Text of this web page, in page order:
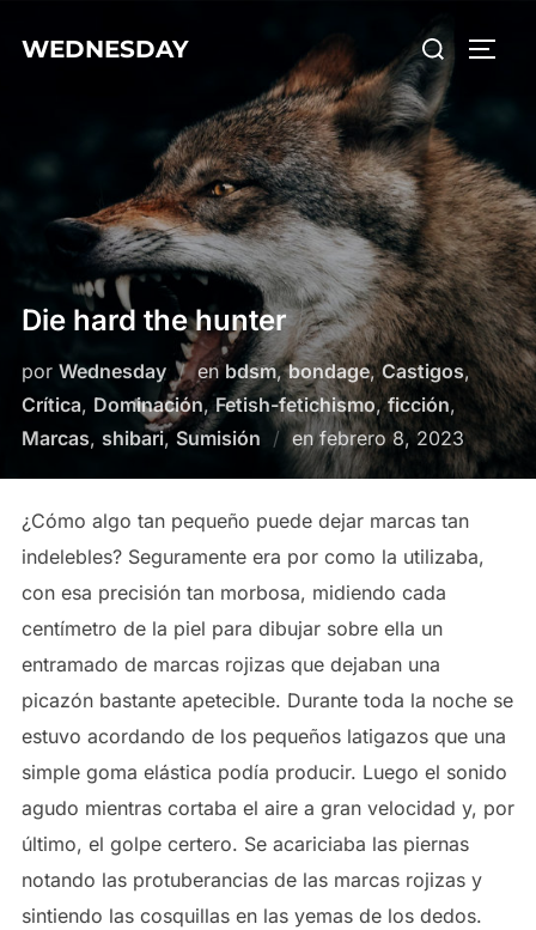
WEDNESDAY Buscar:
Die hard the hunter
por Wednesday enbdsm,bondage,Castigos,
Crítica, Dominación,Fetish-fetichismo,ficción,
Marcas, shibari, Sumisión enPublicado
el
febrero 8, 2023
¿Cómo algo tan pequeño puede dejar marcas tan
indelebles? Seguramente era por como la utilizaba,
con esa precisión tan morbosa, midiendo cada
centímetro de la piel para dibujar sobre ella un
entramado de marcas rojizas que dejaban una
picazón bastante apetecible. Durante toda la noche se
estuvo acordando de los pequeños latigazos que una
simple goma elástica podía producir. Luego el sonido
agudo mientras cortaba el aire a gran velocidad y, por
último, el golpe certero. Se acariciaba las piernas
notando las protuberancias de las marcas rojizas y
sintiendo las cosquillas en las yemas de los dedos.